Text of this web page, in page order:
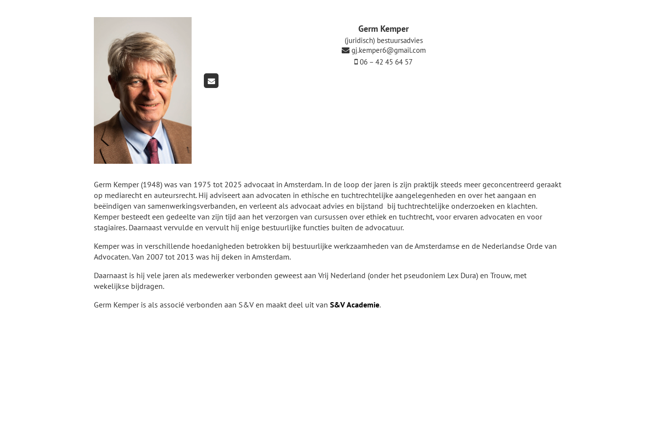
Germ Kemper
(juridisch) bestuursadvies
06 – 42 45 64 57
gj.kemper6@gmail.com
Germ Kemper (1948) was van 1975 tot 2025 advocaat in Amsterdam. In de loop der jaren is zijn praktijk steeds meer geconcentreerd geraakt
op mediarecht en auteursrecht. Hij adviseert aan advocaten in ethische en tuchtrechtelijke aangelegenheden en over het aangaan en
beëindigen van samenwerkingsverbanden, en verleent als advocaat advies en bijstand bij tuchtrechtelijke onderzoeken en klachten.
Kemper besteedt een gedeelte van zijn tijd aan het verzorgen van cursussen over ethiek en tuchtrecht, voor ervaren advocaten en voor
stagiaires. Daarnaast vervulde en vervult hij enige bestuurlijke functies buiten de advocatuur.
Kemper was in verschillende hoedanigheden betrokken bij bestuurlijke werkzaamheden van de Amsterdamse en de Nederlandse Orde van
Advocaten. Van 2007 tot 2013 was hij deken in Amsterdam.
Daarnaast is hij vele jaren als medewerker verbonden geweest aan Vrij Nederland (onder het pseudoniem Lex Dura) en Trouw, met
wekelijkse bijdragen.
Germ Kemper is als associé verbonden aan S&V en maakt deel uit van S&V Academie.